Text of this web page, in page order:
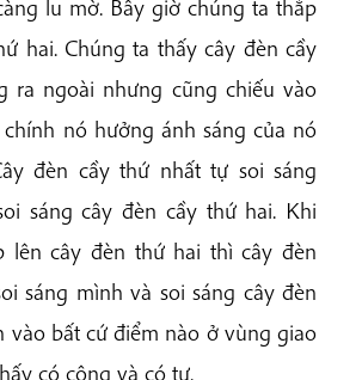
lu mờ. Bây giờ chúng ta thắp
hai. Chúng ta thấy cây đèn cầy
ra ngoài nhưng cũng chiếu vào
nó hưởng ánh sáng của nó
đèn cầy thứ nhất tự soi sáng
sáng cây đèn cầy thứ hai. Khi
lên cây đèn thứ hai thì cây đèn
sáng mình và soi sáng cây đèn
vào bất cứ điểm nào ở vùng giao
có cộng và có tự.